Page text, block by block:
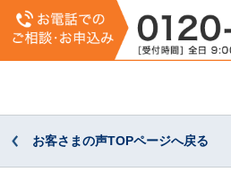
お客さまの声TOPページへ戻る